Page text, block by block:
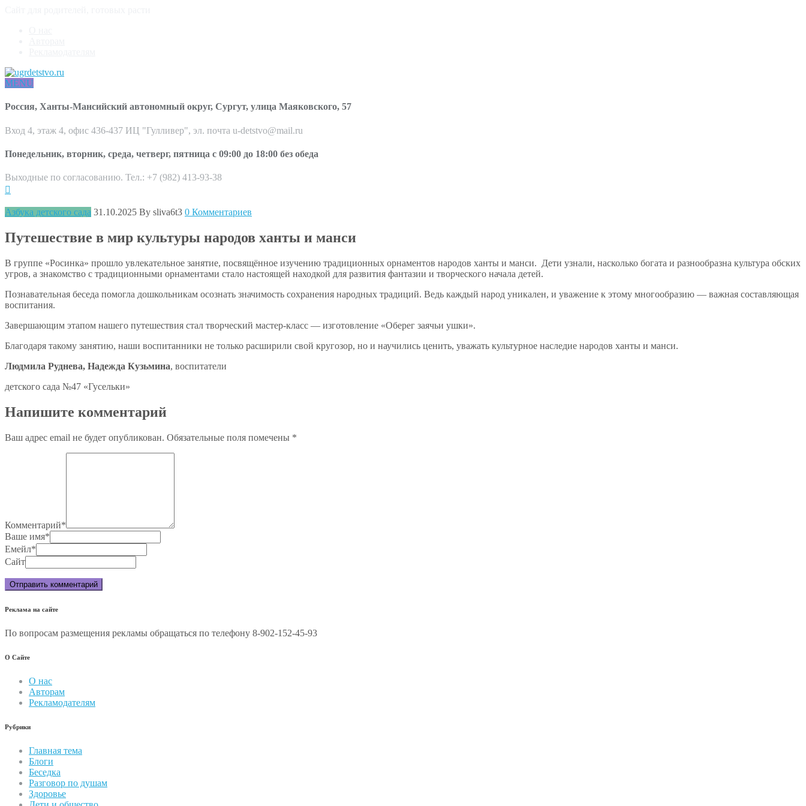
MENU
Россия, Ханты-Мансийский автономный округ, Сургут, улица Маяковского, 57
Вход 4, этаж 4, офис 436-437 ИЦ "Гулливер", эл. почта u-detstvo@mail.ru
Понедельник, вторник, среда, четверг, пятница с 09:00 до 18:00 без обеда
Выходные по согласованию. Тел.: +7 (982) 413-93-38
Азбука детского сада 31.10.2025 By sliva6t3 0 Комментариев
Путешествие в мир культуры народов ханты и манси
В группе «Росинка» прошло увлекательное занятие, посвящённое изучению традиционных орнаментов народов ханты и манси. Дети узнали, насколько богата и разнообразна культура обских
угров, а знакомство с традиционными орнаментами стало настоящей находкой для развития фантазии и творческого начала детей.
Познавательная беседа помогла дошкольникам осознать значимость сохранения народных традиций. Ведь каждый народ уникален, и уважение к этому многообразию — важная составляющая
воспитания.
Завершающим этапом нашего путешествия стал творческий мастер-класс — изготовление «Оберег заячьи ушки».
Благодаря такому занятию, наши воспитанники не только расширили свой кругозор, но и научились ценить, уважать культурное наследие народов ханты и манси.
Людмила Руднева, Надежда Кузьмина, воспитатели
детского сада №47 «Гусельки»
Напишите комментарий
Ваш адрес email не будет опубликован. Обязательные поля помечены *
Комментарий*
Ваше имя*
Емейл*
Сайт
Реклама на сайте
По вопросам размещения рекламы обращаться по телефону 8-902-152-45-93
О Сайте
О нас
Авторам
Рекламодателям
Рубрики
Главная тема
Блоги
Беседка
Разговор по душам
Здоровье